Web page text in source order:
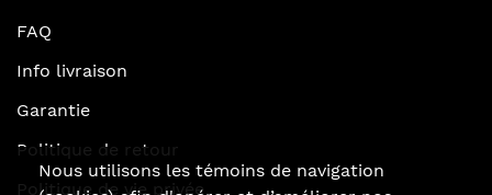
FAQ
Info livraison
Garantie
Politique de retour
Politique de vie privée
Nous utilisons les témoins de navigation